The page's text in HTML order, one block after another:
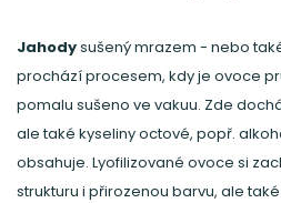
Jahodysušený mrazem - nebo
prochází procesem, kdy je ovoce
pomalu sušeno ve vakuu. Zde
ale také kyseliny octové, popř.
obsahuje. Lyofilizované ovoce si
strukturu i přirozenou barvu, ale